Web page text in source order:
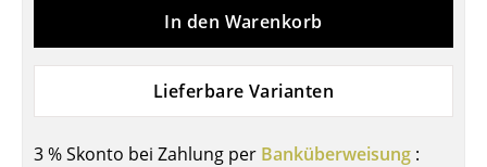
Sekretäre & PC-Tische
Konferenztische
Kindertische
In den Warenkorb
Lieferbare Varianten
3 % Skonto bei Zahlung per Banküberweisung :